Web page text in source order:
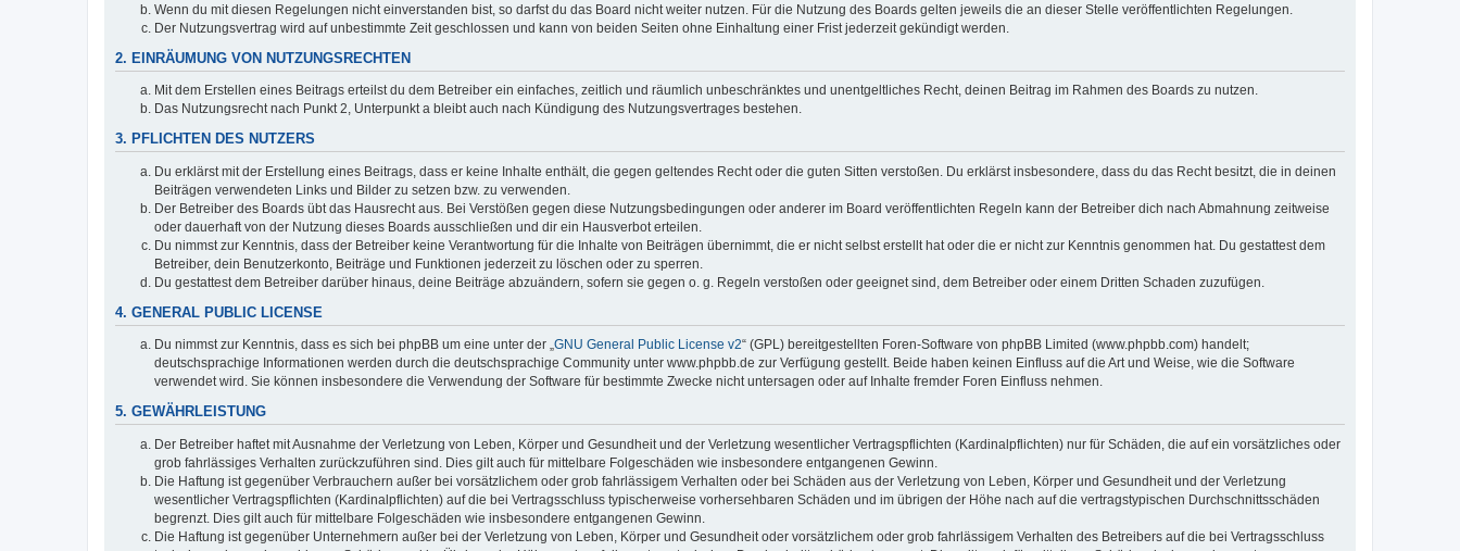
Wenn du mit diesen Regelungen nicht einverstanden bist, so darfst du das Board nicht weiter nutzen. Für die Nutzung des Boards gelten jeweils die an dieser Stelle veröffentlichten Regelungen.
Der Nutzungsvertrag wird auf unbestimmte Zeit geschlossen und kann von beiden Seiten ohne Einhaltung einer Frist jederzeit gekündigt werden.
2. EINRÄUMUNG VON NUTZUNGSRECHTEN
Mit dem Erstellen eines Beitrags erteilst du dem Betreiber ein einfaches, zeitlich und räumlich unbeschränktes und unentgeltliches Recht, deinen Beitrag im Rahmen des Boards zu nutzen.
Das Nutzungsrecht nach Punkt 2, Unterpunkt a bleibt auch nach Kündigung des Nutzungsvertrages bestehen.
3. PFLICHTEN DES NUTZERS
Du erklärst mit der Erstellung eines Beitrags, dass er keine Inhalte enthält, die gegen geltendes Recht oder die guten Sitten verstoßen. Du erklärst insbesondere, dass du das Recht besitzt, die in deinen
Beiträgen verwendeten Links und Bilder zu setzen bzw. zu verwenden.
Der Betreiber des Boards übt das Hausrecht aus. Bei Verstößen gegen diese Nutzungsbedingungen oder anderer im Board veröffentlichten Regeln kann der Betreiber dich nach Abmahnung zeitweise
oder dauerhaft von der Nutzung dieses Boards ausschließen und dir ein Hausverbot erteilen.
Du nimmst zur Kenntnis, dass der Betreiber keine Verantwortung für die Inhalte von Beiträgen übernimmt, die er nicht selbst erstellt hat oder die er nicht zur Kenntnis genommen hat. Du gestattest dem
Betreiber, dein Benutzerkonto, Beiträge und Funktionen jederzeit zu löschen oder zu sperren.
Du gestattest dem Betreiber darüber hinaus, deine Beiträge abzuändern, sofern sie gegen o. g. Regeln verstoßen oder geeignet sind, dem Betreiber oder einem Dritten Schaden zuzufügen.
4. GENERAL PUBLIC LICENSE
Du nimmst zur Kenntnis, dass es sich bei phpBB um eine unter der „GNU General Public License v2“ (GPL) bereitgestellten Foren-Software von phpBB Limited (www.phpbb.com) handelt;
deutschsprachige Informationen werden durch die deutschsprachige Community unter www.phpbb.de zur Verfügung gestellt. Beide haben keinen Einfluss auf die Art und Weise, wie die Software
verwendet wird. Sie können insbesondere die Verwendung der Software für bestimmte Zwecke nicht untersagen oder auf Inhalte fremder Foren Einfluss nehmen.
5. GEWÄHRLEISTUNG
Der Betreiber haftet mit Ausnahme der Verletzung von Leben, Körper und Gesundheit und der Verletzung wesentlicher Vertragspflichten (Kardinalpflichten) nur für Schäden, die auf ein vorsätzliches oder
grob fahrlässiges Verhalten zurückzuführen sind. Dies gilt auch für mittelbare Folgeschäden wie insbesondere entgangenen Gewinn.
Die Haftung ist gegenüber Verbrauchern außer bei vorsätzlichem oder grob fahrlässigem Verhalten oder bei Schäden aus der Verletzung von Leben, Körper und Gesundheit und der Verletzung
wesentlicher Vertragspflichten (Kardinalpflichten) auf die bei Vertragsschluss typischerweise vorhersehbaren Schäden und im übrigen der Höhe nach auf die vertragstypischen Durchschnittsschäden
begrenzt. Dies gilt auch für mittelbare Folgeschäden wie insbesondere entgangenen Gewinn.
Die Haftung ist gegenüber Unternehmern außer bei der Verletzung von Leben, Körper und Gesundheit oder vorsätzlichem oder grob fahrlässigem Verhalten des Betreibers auf die bei Vertragsschluss